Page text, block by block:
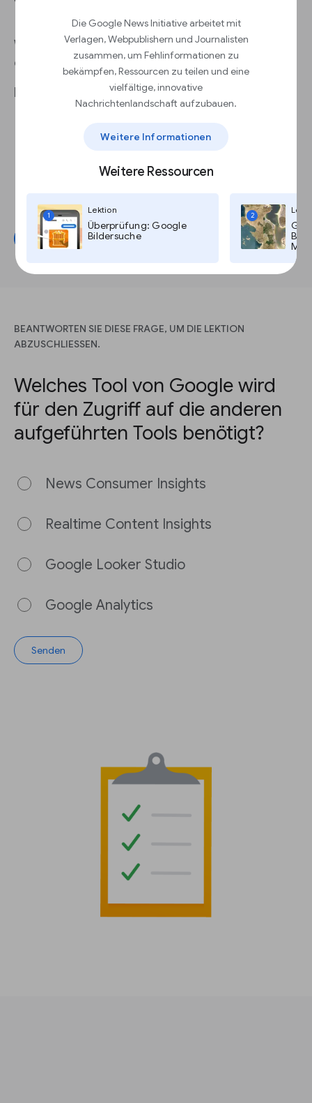
Die Google News Initiative arbeitet mit
Verlagen, Webpublishern und Journalisten
zusammen, um Fehlinformationen zu
bekämpfen, Ressourcen zu teilen und eine
vielfältige, innovative
Nachrichtenlandschaft aufzubauen.
Weitere Informationen
Weitere Ressourcen
1
Lektion
Überprüfung: Google
Bildersuche
2
Wie kann ich die Nutzung meiner Daten
optimieren?
Mit Google Looker Studio können Sie:
und andere Google-Produkte hinweg
Daten an einem Ort visualisieren
Ihr Team mit automatischer
halten
Jetzt starten
BEANTWORTEN SIE DIESE FRAGE, UM DIE LEKTION
ABZUSCHLIESSEN.
Welches Tool von Google wird
für den Zugriff auf die anderen
aufgeführten Tools benötigt?
News Consumer Insights
Realtime Content Insights
Google Looker Studio
Google Analytics
Senden